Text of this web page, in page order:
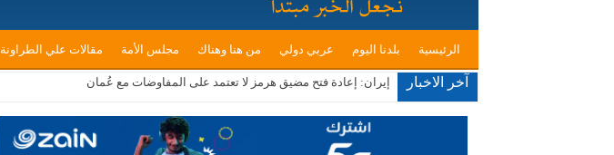
الرئيسية بلدنا اليوم عربي دولي من هنا وهناك مجلس الأمة مقالات علي الطراونة
آخر الاخبار الحكومة: تنفيذ 343 مشروعًا ضمن البرنامج التنفيذي الثاني لرؤية التحديث الاقتصادي